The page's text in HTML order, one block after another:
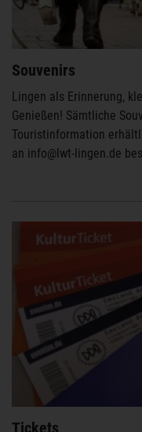
Souvenirs
Lingen als Erinnerung,
Genießen! Sämtliche
Touristinformation
an info@lwt-lingen.de
Tickets